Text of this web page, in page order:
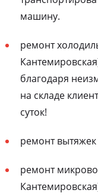
машину.
ремонт
благодаря
на складе
суток!
ремонт
ремонт